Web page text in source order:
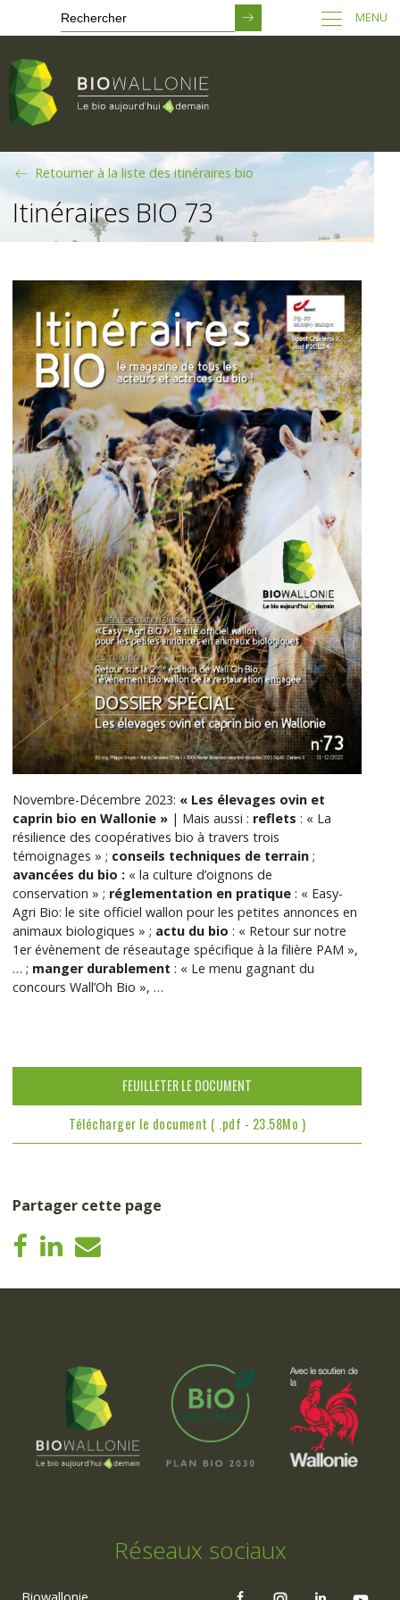
contenu
principal
MENU
Itinéraires BIO 73
Retourner à la liste des itinéraires bio
Novembre-Décembre 2023: « Les élevages ovin et
caprin bio en Wallonie » | Mais aussi : reflets : « La
résilience des coopératives bio à travers trois
témoignages » ; conseils techniques de terrain ;
avancées du bio : « la culture d’oignons de
conservation » ; réglementation en pratique : « Easy-
Agri Bio: le site officiel wallon pour les petites annonces en
animaux biologiques » ; actu du bio : « Retour sur notre
1er évènement de réseautage spécifique à la filière PAM »,
… ; manger durablement : « Le menu gagnant du
concours Wall’Oh Bio », …
FEUILLETER LE DOCUMENT
Télécharger le document ( .pdf - 23.58Mo )
Partager cette page
Réseaux sociaux
Biowallonie